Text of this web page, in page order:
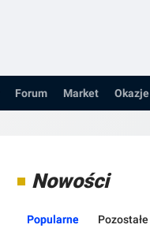
Forum Market Okazje
Nowości
Popularne Pozostałe